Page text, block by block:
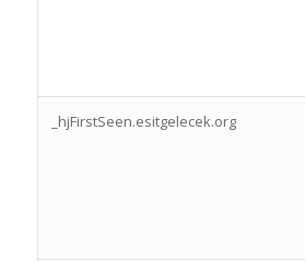
_hjFirstSeen.esitgelecek.org